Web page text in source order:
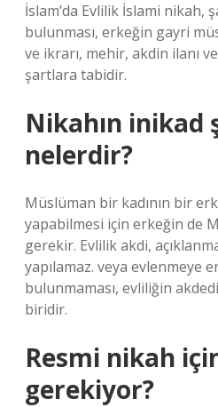
İslam’da Evlilik İslami nikah,
bulunması, erkeğin gayri
ve ikrarı, mehir, akdin ilanı
şartlara tabidir.
Nikahın inikad
nelerdir?
Müslüman bir kadının bir
yapabilmesi için erkeğin de
gerekir. Evlilik akdi,
yapılamaz. veya evlenmeye
bulunmaması, evliliğin
biridir.
Resmi nikah
gerekiyor?